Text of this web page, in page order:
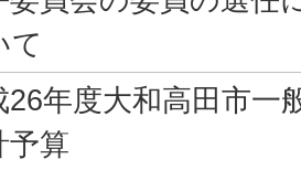
て
26年度大和高田市一
予算